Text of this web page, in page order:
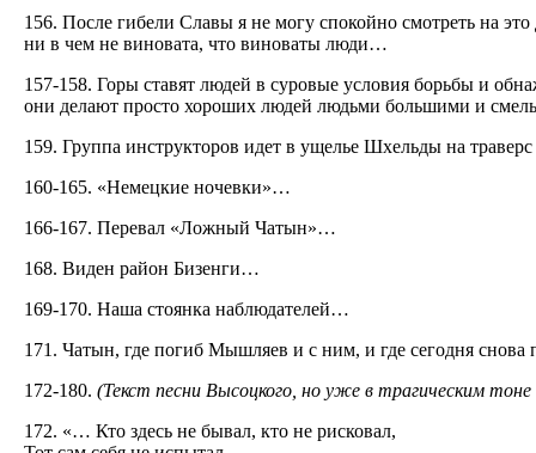
156. После гибели Славы я не могу спокойно смотреть на
ни в чем не виновата, что виноваты люди…
157-158. Горы ставят людей в суровые условия борьбы и
они делают просто хороших людей людьми большими и
159. Группа инструкторов идет в ущелье Шхельды на
160-165. «Немецкие ночевки»…
166-167. Перевал «Ложный Чатын»…
168. Виден район Бизенги…
169-170. Наша стоянка наблюдателей…
171. Чатын, где погиб Мышляев и с ним, и где сегодня снова
172-180. (Текст песни Высоцкого, но уже в трагическим тоне
172. «… Кто здесь не бывал, кто не рисковал,